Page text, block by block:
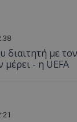
με
- η UEFA